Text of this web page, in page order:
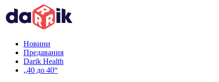
Новини
Предавания
Darik Health
„40 до 40“